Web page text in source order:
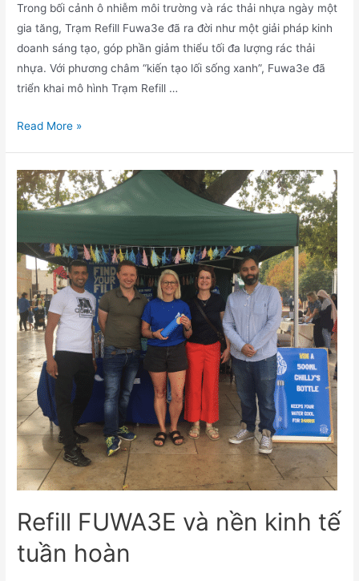
Trong bối cảnh ô nhiễm môi trường và rác thải nhựa ngày một
gia tăng, Trạm Refill Fuwa3e đã ra đời như một giải pháp kinh
doanh sáng tạo, góp phần giảm thiểu tối đa lượng rác thải
nhựa. Với phương châm “kiến tạo lối sống xanh”, Fuwa3e đã
triển khai mô hình Trạm Refill …
Trạm
–
Mô
kinh
doanh
hướng
đến
việc
tái
sử
dụng
chai
lọ
cũ
Read More »
Refill FUWA3E và nền kinh tế
tuần hoàn